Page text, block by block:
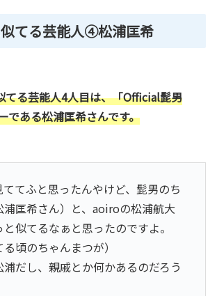
てる芸能人④松浦匡希
てる芸能人4人目は、「Official髭男
である松浦匡希さんです。
ててふと思ったんやけど、髭男のち
浦匡希さん）と、aoiroの松浦航大
似てるなぁと思ったのですよ。
る頃のちゃんまつが）
だし、親戚とか何かあるのだろう